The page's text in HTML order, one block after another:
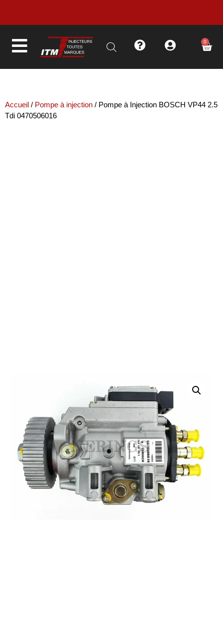
LIVRAISON EN MOINS DE 48H 0
Accueil / Pompe à injection / Pompe à Injection BOSCH VP44 2.5
Tdi 0470506016